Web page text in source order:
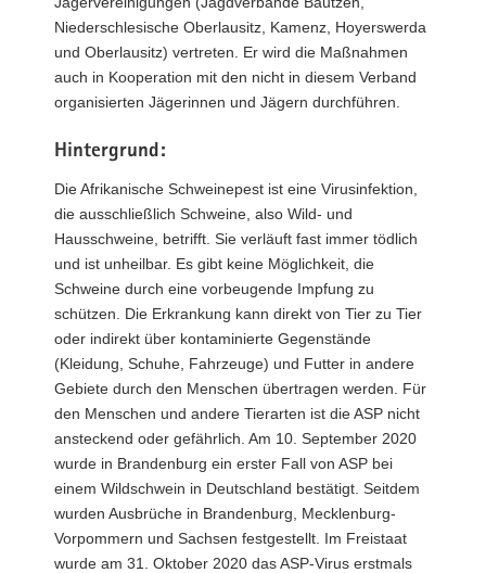
Niederschlesische Oberlausitz, Kamenz, Hoyerswerda
und Oberlausitz) vertreten. Er wird die Maßnahmen
auch in Kooperation mit den nicht in diesem Verband
organisierten Jägerinnen und Jägern durchführen.
Hintergrund:
Die Afrikanische Schweinepest ist eine Virusinfektion,
die ausschließlich Schweine, also Wild- und
Hausschweine, betrifft. Sie verläuft fast immer tödlich
und ist unheilbar. Es gibt keine Möglichkeit, die
Schweine durch eine vorbeugende Impfung zu
schützen. Die Erkrankung kann direkt von Tier zu Tier
oder indirekt über kontaminierte Gegenstände
(Kleidung, Schuhe, Fahrzeuge) und Futter in andere
Gebiete durch den Menschen übertragen werden. Für
den Menschen und andere Tierarten ist die ASP nicht
ansteckend oder gefährlich. Am 10. September 2020
wurde in Brandenburg ein erster Fall von ASP bei
einem Wildschwein in Deutschland bestätigt. Seitdem
wurden Ausbrüche in Brandenburg, Mecklenburg-
Vorpommern und Sachsen festgestellt. Im Freistaat
wurde am 31. Oktober 2020 das ASP-Virus erstmals